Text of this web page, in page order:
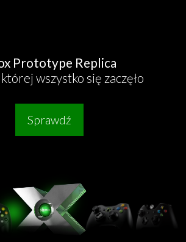
Prototype Replica
wszystko się zaczęło
Sprawdź